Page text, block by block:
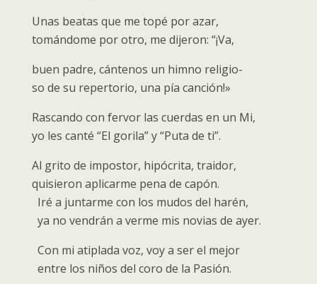
Unas beatas que me topé por azar,
tomándome por otro, me dijeron: “¡Va,
buen padre, cántenos un himno religio-
so de su repertorio, una pía canción!»
Rascando con fervor las cuerdas en un Mi,
yo les canté “El gorila” y “Puta de ti”.
Al grito de impostor, hipócrita, traidor,
quisieron aplicarme pena de capón.
Iré a juntarme con los mudos del harén,
ya no vendrán a verme mis novias de ayer.
Con mi atiplada voz, voy a ser el mejor
entre los niños del coro de la Pasión.